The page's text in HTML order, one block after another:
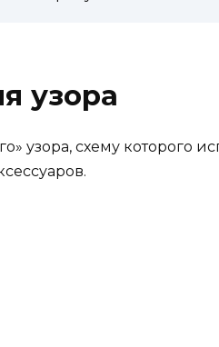
узора
узора, схему которого